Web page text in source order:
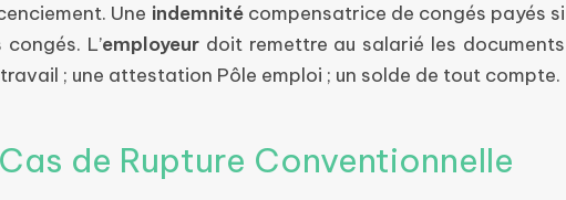
Une indemnitécompensatrice de congés payés si
L’employeurdoit remettre au salarié les documents
; une attestation Pôle emploi ; un solde de tout compte.
de Rupture Conventionnelle